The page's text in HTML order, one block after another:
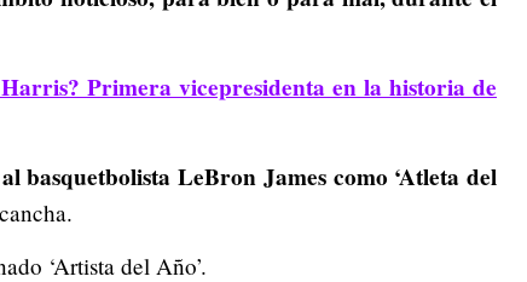
Primera vicepresidenta en la historia de
basquetbolista LeBron James como ‘Atleta del
‘Artista del Año’.